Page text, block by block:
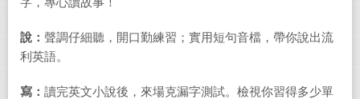
說： 聲調仔細聽，開口勤練習；實用短句音檔，帶你說出流
利英語。
寫： 讀完英文小說後，來場克漏字測試。檢視你習得多少單